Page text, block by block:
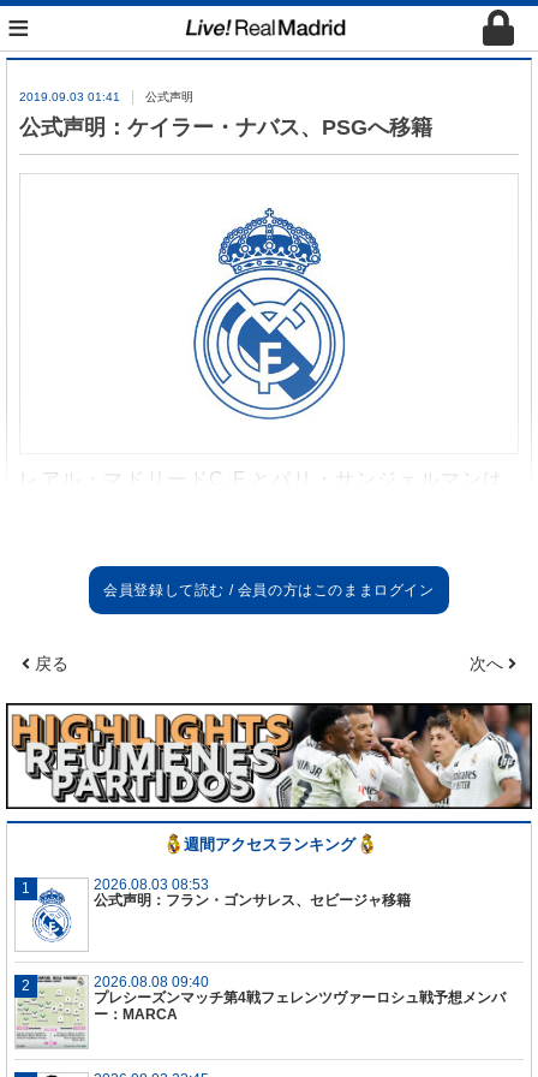
≡
2019.09.03 01:41 公式声明
公式声明：ケイラー・ナバス、PSGへ移籍
レアル・マドリードC.F.とパリ・サンジェルマンは
助けに対し、感謝と愛を示したいと思います。
テージの1つであり、3つの欧州カップを含む12のタ
レアル・マドリードは、あなたの新しいキャリアが
最高になることを願っています。
戻る 次へ
週間アクセスランキング
2026.08.03 08:53
公式声明：フラン・ゴンサレス、セビージャ移籍
2026.08.08 09:40
プレシーズンマッチ第4戦フェレンツヴァーロシュ戦予想メンバ
ー：MARCA